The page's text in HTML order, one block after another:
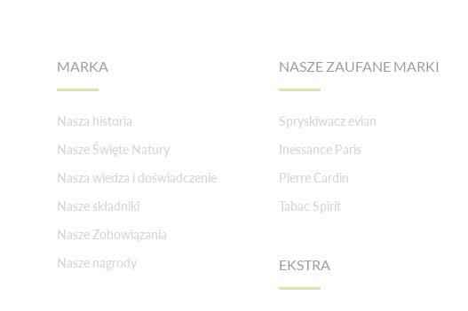
MARKA
Nasza historia
Nasze Święte Natury
Nasza wiedza i doświadczenie
Nasze składniki
Nasze Zobowiązania
Nasze nagrody
NASZE ZAUFANE MARKI
Spryskiwacz evian
Inessance Paris
Pierre Cardin
Tabac Spirit
EKSTRA